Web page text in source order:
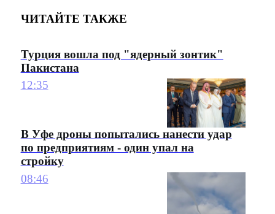
ЧИТАЙТЕ ТАКЖЕ
Турция вошла под "ядерный зонтик"
Пакистана
12:35
В Уфе дроны попытались нанести удар
по предприятиям - один упал на
стройку
08:46